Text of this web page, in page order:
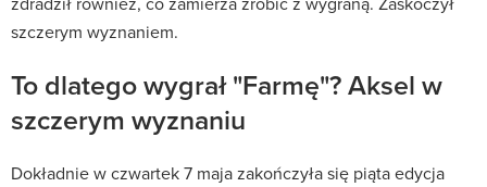
szczerym wyznaniem.
To dlatego wygrał "Farmę"? Aksel w
szczerym wyznaniu
Dokładnie w czwartek 7 maja zakończyła się piąta edycja